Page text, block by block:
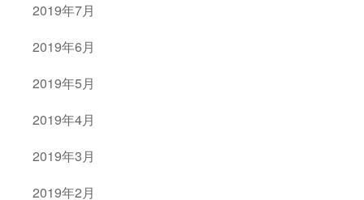
2019年7月
2019年6月
2019年5月
2019年4月
2019年3月
2019年2月